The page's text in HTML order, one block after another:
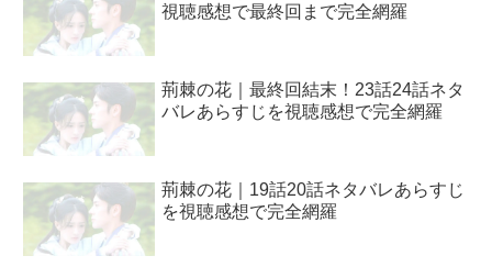
視聴感想で最終回まで完全網羅
荊棘の花｜最終回結末！23話24話ネタ
バレあらすじを視聴感想で完全網羅
荊棘の花｜19話20話ネタバレあらすじ
を視聴感想で完全網羅